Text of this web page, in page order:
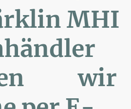
MHI
wir